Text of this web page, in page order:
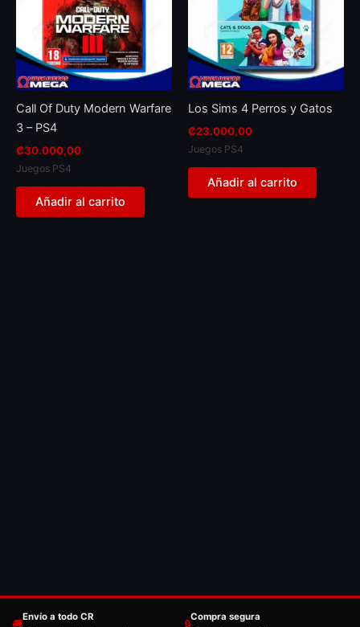
Call Of Duty Modern Warfare
3 – PS4
₡30.000,00
Juegos PS4
Añadir al carrito
Los Sims 4 Perros y Gatos
₡23.000,00
Juegos PS4
Añadir al carrito
🚚
Envío a todo CR
🔒
Compra segura